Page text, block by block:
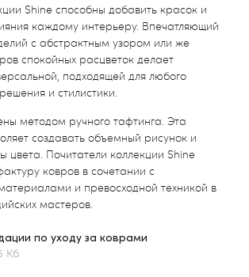
Shine способны добавить красок и
каждому интерьеру. Впечатляющий
с абстрактным узором или же
спокойных расцветок делает
подходящей для любого
и стилистики.
методом ручного тафтинга. Эта
создавать объемный рисунок и
цвета. Почитатели коллекции Shine
ковров в сочетании с
и превосходной техникой в
мастеров.
по уходу за коврами
Кб